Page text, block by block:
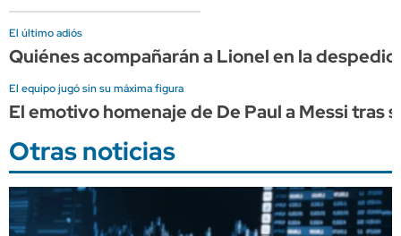
El último adiós
Quiénes acompañarán a Lionel en la
El equipo jugó sin su máxima figura
El emotivo homenaje de De Paul a Messi tras
Otras noticias